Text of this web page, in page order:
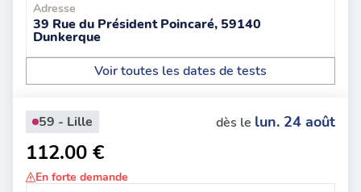
Adresse
39 Rue du Président Poincaré, 59140
Dunkerque
Voir toutes les dates de tests
59 - Lille dès le lun. 24 août
112.00 €
En forte demande